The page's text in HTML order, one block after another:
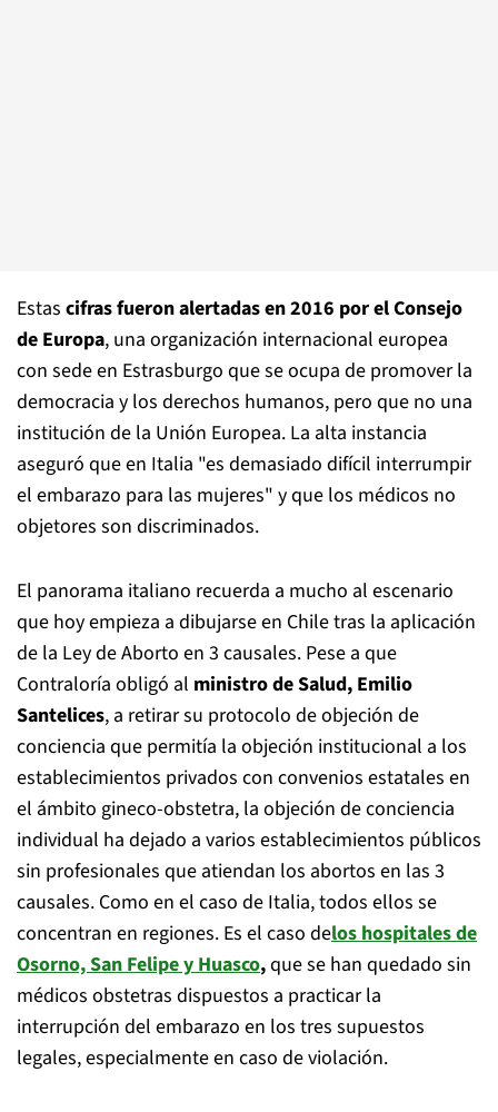
Estas cifras fueron alertadas en 2016 por el Consejo
de Europa, una organización internacional europea
con sede en Estrasburgo que se ocupa de promover la
democracia y los derechos humanos, pero que no una
institución de la Unión Europea. La alta instancia
aseguró que en Italia "es demasiado difícil interrumpir
el embarazo para las mujeres" y que los médicos no
objetores son discriminados.
El panorama italiano recuerda a mucho al escenario
que hoy empieza a dibujarse en Chile tras la aplicación
de la Ley de Aborto en 3 causales. Pese a que
Contraloría obligó al ministro de Salud, Emilio
Santelices, a retirar su protocolo de objeción de
conciencia que permitía la objeción institucional a los
establecimientos privados con convenios estatales en
el ámbito gineco-obstetra, la objeción de conciencia
individual ha dejado a varios establecimientos públicos
sin profesionales que atiendan los abortos en las 3
causales. Como en el caso de Italia, todos ellos se
concentran en regiones. Es el caso delos hospitales de
Osorno, San Felipe y Huasco,que se han quedado sin
médicos obstetras dispuestos a practicar la
interrupción del embarazo en los tres supuestos
legales, especialmente en caso de violación.